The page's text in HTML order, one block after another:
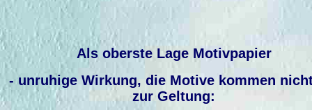
Als oberste Lage Motivpapier
- unruhige Wirkung, die Motive kommen
zur Geltung: